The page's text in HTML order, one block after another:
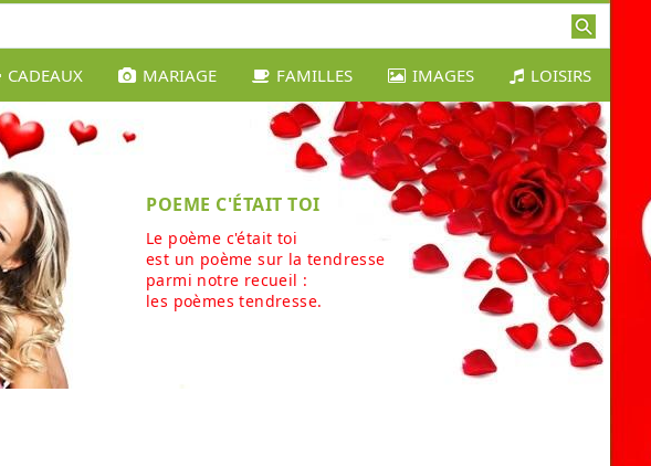
CADEAUX MARIAGE FAMILLES IMAGES LOISIRS
POEME C'ÉTAIT TOI
Le poème c'était toi
est un poème sur la tendresse
parmi notre recueil :
les poèmes tendresse.